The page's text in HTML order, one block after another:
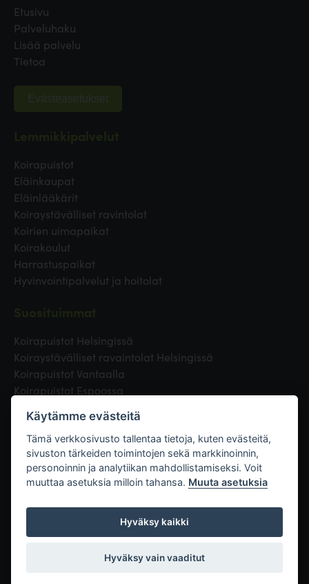
Etusivu
Palveluhaku
Lisää palvelu
Tietoa
Evästeasetukset
Koirapuistot
Eläinkaupat
Eläinlääkärit
Koiraystävälliset ravintolat
Koirien uimapaikat
Koirakoulut
Harrastuspaikat
Hyvinvointipalvelut ja hoitolat
Koirapuistot Helsingissä
Koiraystävälliset ravaintolat Helsingissä
Koirapuistot Vantaalla
Koirapuistot Espoossa
Eläinlääkäri Helsingissä
Koirapuistot Tampereella
Linkit
Käytämme evästeitä
Tämä verkkosivusto tallentaa tietoja, kuten evästeitä,
sivuston tärkeiden toimintojen sekä markkinoinnin,
personoinnin ja analytiikan mahdollistamiseksi. Voit
muuttaa asetuksia milloin tahansa. Muuta asetuksia
Hyväksy kaikki
Hyväksy vain vaaditut